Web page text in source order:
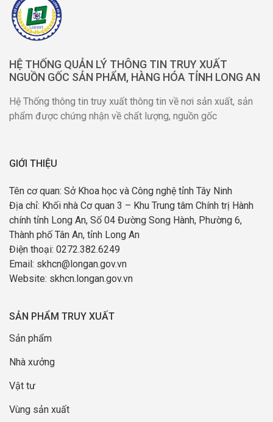
HỆ THỐNG QUẢN LÝ THÔNG TIN TRUY XUẤT
NGUỒN GỐC SẢN PHẨM, HÀNG HÓA TỈNH LONG AN
Hệ Thống thông tin truy xuất thông tin về nơi sản xuất, sản
phẩm được chứng nhận về chất lượng, nguồn gốc
GIỚI THIỆU
Tên cơ quan: Sở Khoa học và Công nghệ tỉnh Tây Ninh
Địa chỉ: Khối nhà Cơ quan 3 – Khu Trung tâm Chính trị Hành
chính tỉnh Long An, Số 04 Đường Song Hành, Phường 6,
Thành phố Tân An, tỉnh Long An
Điện thoại: 0272.382.6249
Email: skhcn@longan.gov.vn
Website: skhcn.longan.gov.vn
SẢN PHẨM TRUY XUẤT
Sản phẩm
Nhà xưởng
Vật tư
Vùng sản xuất